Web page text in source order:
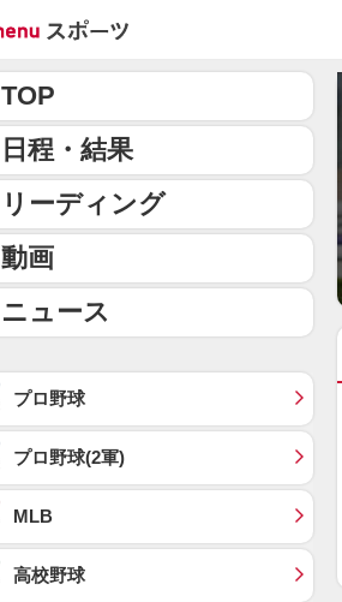
TOP
日程・結果
リーディング
動画
ニュース
プロ野球
プロ野球(2軍)
MLB
高校野球